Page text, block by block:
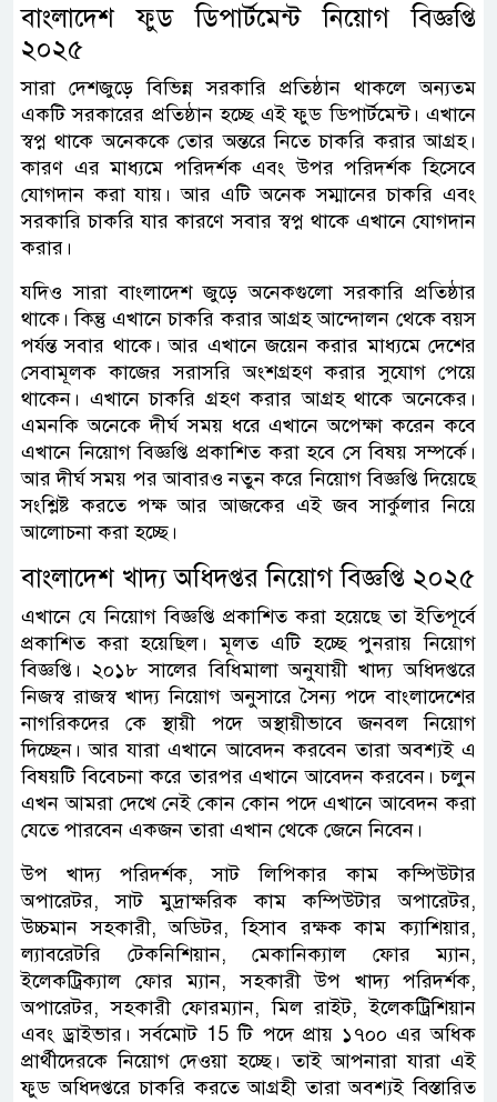
বাংলাদেশ ফুড ডিপার্টমেন্ট নিয়োগ বিজ্ঞপ্তি
২০২৫
সারা দেশজুড়ে বিভিন্ন সরকারি প্রতিষ্ঠান থাকলে অন্যতম
একটি সরকারের প্রতিষ্ঠান হচ্ছে এই ফুড ডিপার্টমেন্ট। এখানে
স্বপ্ন থাকে অনেককে তোর অন্তরে নিতে চাকরি করার আগ্রহ।
কারণ এর মাধ্যমে পরিদর্শক এবং উপর পরিদর্শক হিসেবে
যোগদান করা যায়। আর এটি অনেক সম্মানের চাকরি এবং
সরকারি চাকরি যার কারণে সবার স্বপ্ন থাকে এখানে যোগদান
করার।
যদিও সারা বাংলাদেশ জুড়ে অনেকগুলো সরকারি প্রতিষ্ঠার
থাকে। কিন্তু এখানে চাকরি করার আগ্রহ আন্দোলন থেকে বয়স
পর্যন্ত সবার থাকে। আর এখানে জয়েন করার মাধ্যমে দেশের
সেবামূলক কাজের সরাসরি অংশগ্রহণ করার সুযোগ পেয়ে
থাকেন। এখানে চাকরি গ্রহণ করার আগ্রহ থাকে অনেকের।
এমনকি অনেকে দীর্ঘ সময় ধরে এখানে অপেক্ষা করেন কবে
এখানে নিয়োগ বিজ্ঞপ্তি প্রকাশিত করা হবে সে বিষয় সম্পর্কে।
আর দীর্ঘ সময় পর আবারও নতুন করে নিয়োগ বিজ্ঞপ্তি দিয়েছে
সংশ্লিষ্ট করতে পক্ষ আর আজকের এই জব সার্কুলার নিয়ে
আলোচনা করা হচ্ছে।
বাংলাদেশ খাদ্য অধিদপ্তর নিয়োগ বিজ্ঞপ্তি ২০২৫
এখানে যে নিয়োগ বিজ্ঞপ্তি প্রকাশিত করা হয়েছে তা ইতিপূর্বে
প্রকাশিত করা হয়েছিল। মূলত এটি হচ্ছে পুনরায় নিয়োগ
বিজ্ঞপ্তি। ২০১৮ সালের বিধিমালা অনুযায়ী খাদ্য অধিদপ্তরে
নিজস্ব রাজস্ব খাদ্য নিয়োগ অনুসারে সৈন্য পদে বাংলাদেশের
নাগরিকদের কে স্থায়ী পদে অস্থায়ীভাবে জনবল নিয়োগ
দিচ্ছেন। আর যারা এখানে আবেদন করবেন তারা অবশ্যই এ
বিষয়টি বিবেচনা করে তারপর এখানে আবেদন করবেন। চলুন
এখন আমরা দেখে নেই কোন কোন পদে এখানে আবেদন করা
যেতে পারবেন একজন তারা এখান থেকে জেনে নিবেন।
উপ খাদ্য পরিদর্শক, সাট লিপিকার কাম কম্পিউটার
অপারেটর, সাট মুদ্রাক্ষরিক কাম কম্পিউটার অপারেটর,
উচ্চমান সহকারী, অডিটর, হিসাব রক্ষক কাম ক্যাশিয়ার,
ল্যাবরেটরি টেকনিশিয়ান, মেকানিক্যাল ফোর ম্যান,
ইলেকট্রিক্যাল ফোর ম্যান, সহকারী উপ খাদ্য পরিদর্শক,
অপারেটর, সহকারী ফোরম্যান, মিল রাইট, ইলেকট্রিশিয়ান
এবং ড্রাইভার। সর্বমোট 15 টি পদে প্রায় ১৭০০ এর অধিক
প্রার্থীদেরকে নিয়োগ দেওয়া হচ্ছে। তাই আপনারা যারা এই
ফুড অধিদপ্তরে চাকরি করতে আগ্রহী তারা অবশ্যই বিস্তারিত